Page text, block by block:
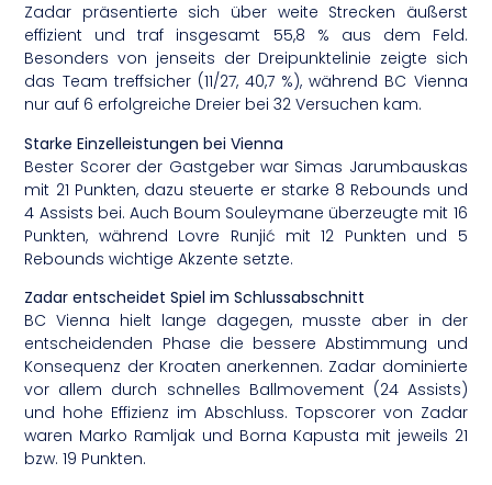
Zadar präsentierte sich über weite Strecken äußerst
effizient und traf insgesamt 55,8 % aus dem Feld.
Besonders von jenseits der Dreipunktelinie zeigte sich
das Team treffsicher (11/27, 40,7 %), während BC Vienna
nur auf 6 erfolgreiche Dreier bei 32 Versuchen kam.
Starke Einzelleistungen bei Vienna
Bester Scorer der Gastgeber war Simas Jarumbauskas
mit 21 Punkten, dazu steuerte er starke 8 Rebounds und
4 Assists bei. Auch Boum Souleymane überzeugte mit 16
Punkten, während Lovre Runjić mit 12 Punkten und 5
Rebounds wichtige Akzente setzte.
Zadar entscheidet Spiel im Schlussabschnitt
BC Vienna hielt lange dagegen, musste aber in der
entscheidenden Phase die bessere Abstimmung und
Konsequenz der Kroaten anerkennen. Zadar dominierte
vor allem durch schnelles Ballmovement (24 Assists)
und hohe Effizienz im Abschluss. Topscorer von Zadar
waren Marko Ramljak und Borna Kapusta mit jeweils 21
bzw. 19 Punkten.